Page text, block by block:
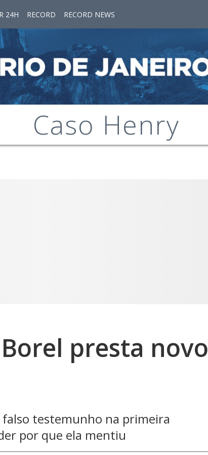
24H RECORD RECORD NEWS
Caso Henry
presta novo
testemunho na primeira
por que ela mentiu